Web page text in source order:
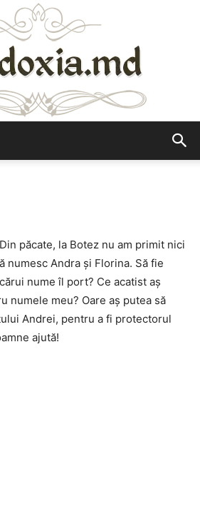
păcate, la Botez nu am primit nici
numesc Andra şi Florina. Să fie
nume îl port? Ce acatist aş
numele meu? Oare aş putea să
Andrei, pentru a fi protectorul
ajută!